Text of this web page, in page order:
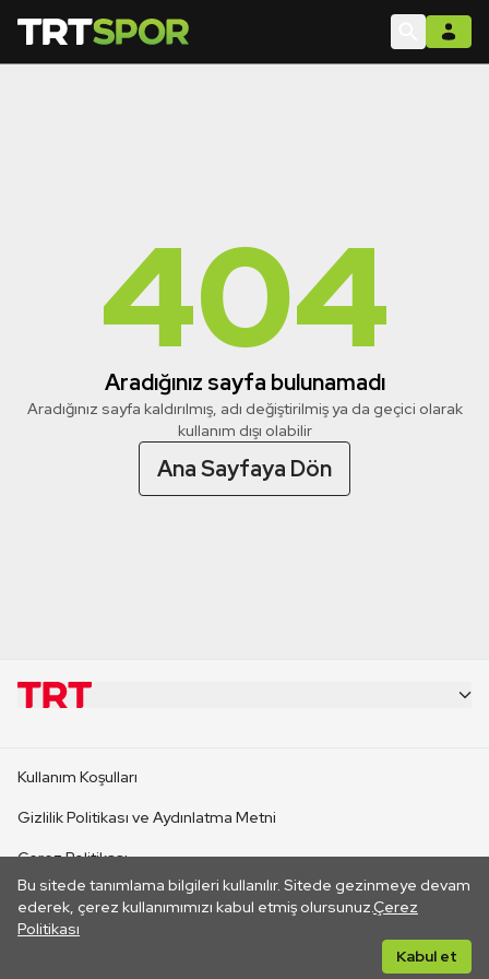
404
Aradığınız sayfa bulunamadı
Aradığınız sayfa kaldırılmış, adı değiştirilmiş ya da geçici olarak
kullanım dışı olabilir
Ana Sayfaya Dön
Bu sitede tanımlama bilgileri kullanılır. Sitede gezinmeye devam
ederek, çerez kullanımımızı kabul etmiş olursunuz.Çerez
Politikası
Kabul et
CANLI YAYINLAR
Kullanım Koşulları
Gizlilik Politikası ve Aydınlatma Metni
Çerez Politikası
İletişim
Her hakkı saklıdır. ©2026 TRT. Bağlantı yoluyla gidilen dış